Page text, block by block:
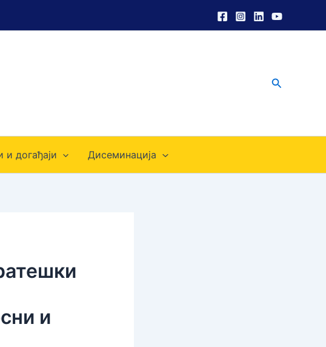
Претрага
и догађаји Дисеминација
и